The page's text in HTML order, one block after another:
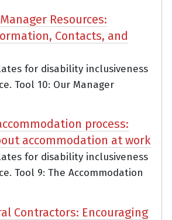
Resources:
Contacts, and
for disability inclusiveness
Tool 10: Our Manager
process:
accommodation at work
for disability inclusiveness
Tool 9: The Accommodation
Contractors: Encouraging